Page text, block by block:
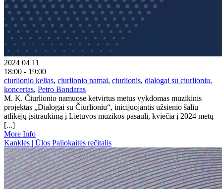
2024 04 11
18:00 - 19:00
ciurlionio kelias, ciurlionio namai, ciurlionis, dialogai su ciurlioniu,
koncertas, Petro Bondaras
M. K. Čiurlionio namuose ketvirtus metus vykdomas muzikinis
projektas „Dialogai su Čiurlioniu“, inicijuojantis užsienio šalių
atlikėjų įsitraukimą į Lietuvos muzikos pasaulį, kviečia į 2024 metų
[...]
More Info
Kanklės | Ūlos Paliokaitės rečitalis